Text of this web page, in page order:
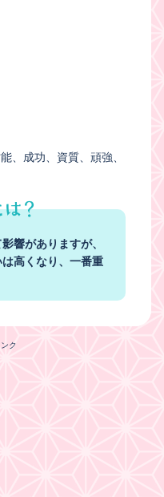
成功 資質
頑強
響がありますが、
高くなり、一番重
ク